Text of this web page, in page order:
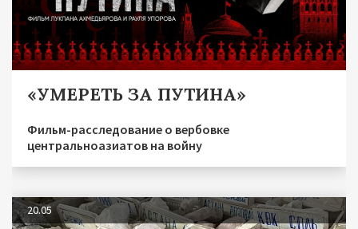
«УМЕРЕТЬ ЗА ПУТИНА»
Фильм-расследование о вербовке
центральноазиатов на войну
20.05